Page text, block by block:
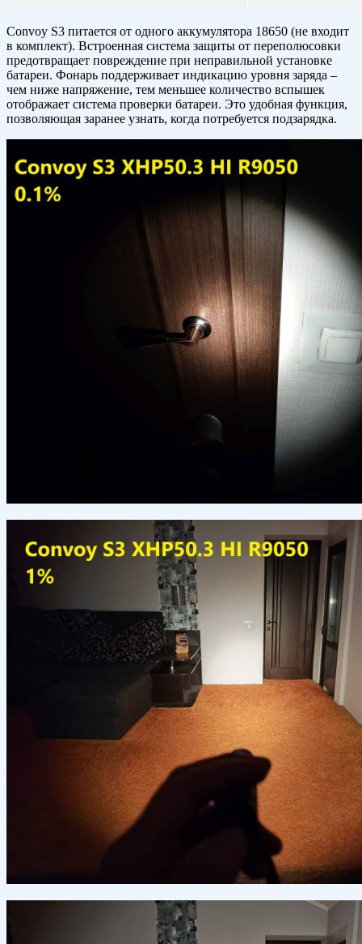
Convoy S3 питается от одного аккумулятора 18650 (не входит
в комплект). Встроенная система защиты от переполюсовки
предотвращает повреждение при неправильной установке
батареи. Фонарь поддерживает индикацию уровня заряда –
чем ниже напряжение, тем меньшее количество вспышек
отображает система проверки батареи. Это удобная функция,
позволяющая заранее узнать, когда потребуется подзарядка.